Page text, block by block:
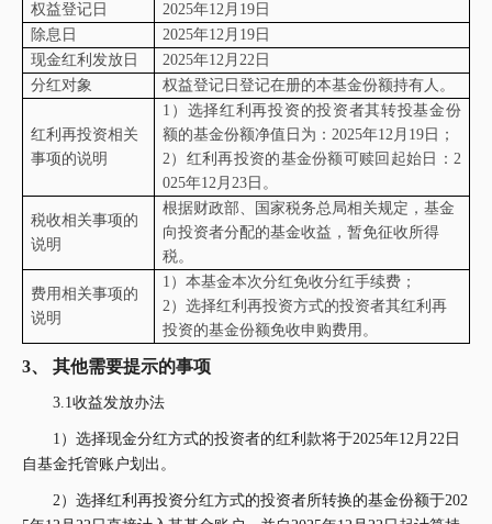
权益登记日 2025年12月 19 日
除息日
2025年12月 19 日
现金红利发放日
2025年12月22 日
分红对象
权益登记日登记在册的本基金份额持有人。
红利再投资相关
事项的说明
1 ）选择红利再投资的投资者其转投基金份
额的基金份额净值日为：2025年12月 19 日；
2）红利再投资的基金份额可赎回起始日： 2
025年12月23 日。
税收相关事项的
说明
根据财政部、国家税务总局相关规定，基金
向投资者分配的基金收益，暂免征收所得
税。
费用相关事项的
说明
1 ）本基金本次分红免收分红手续费；
2）选择红利再投资方式的投资者其红利再
投资的基金份额免收申购费用。
3、 其他需要提示的事项
3.1收益发放办法
1）选择现金分红方式的投资者的红利款将于2025年12月22日
自基金托管账户划出。
2）选择红利再投资分红方式的投资者所转换的基金份额于202